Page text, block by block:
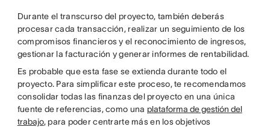
Durante el transcurso del proyecto, también deberás
procesar cada transacción, realizar un seguimiento de los
compromisos financieros y el reconocimiento de ingresos,
gestionar la facturación y generar informes de rentabilidad.
Es probable que esta fase se extienda durante todo el
proyecto. Para simplificar este proceso, te recomendamos
consolidar todas las finanzas del proyecto en una única
fuente de referencias, como una plataforma de gestión del
trabajo, para poder centrarte más en los objetivos